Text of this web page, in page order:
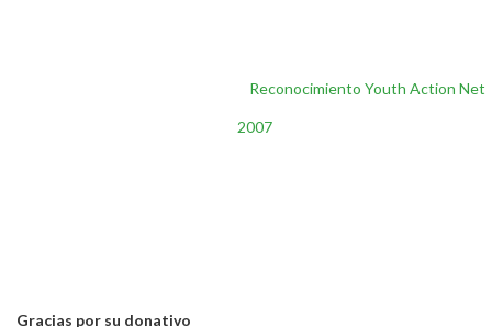
Reconocimiento Youth Action Net
2007
Gracias por su donativo